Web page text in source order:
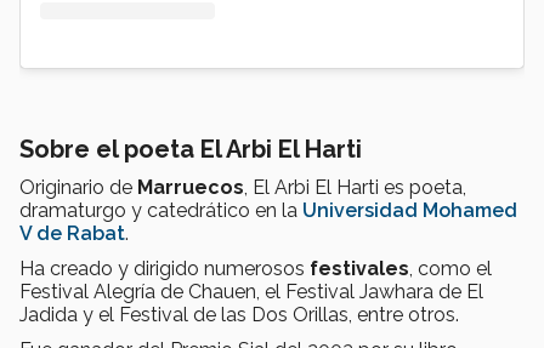
Sobre el poeta El Arbi El Harti
Originario de Marruecos, El Arbi El Harti es poeta,
dramaturgo y catedrático en la Universidad Mohamed
V de Rabat.
Ha creado y dirigido numerosos festivales, como el
Festival Alegría de Chauen, el Festival Jawhara de El
Jadida y el Festival de las Dos Orillas, entre otros.